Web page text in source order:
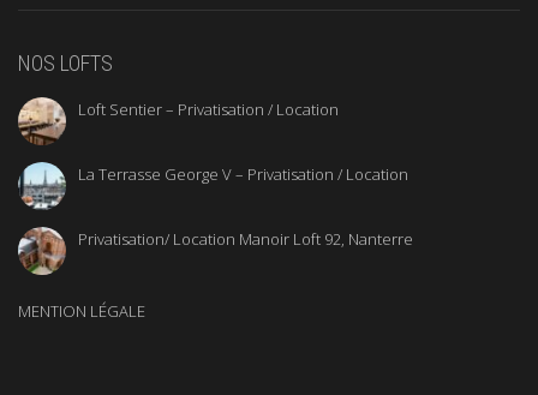
NOS LOFTS
Loft Sentier – Privatisation / Location
La Terrasse George V – Privatisation / Location
Privatisation/ Location Manoir Loft 92, Nanterre
MENTION LÉGALE